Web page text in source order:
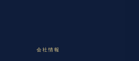
会社情報